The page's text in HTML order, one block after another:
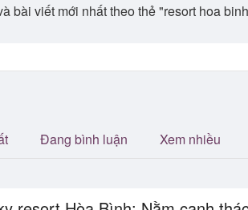
viết mới nhất theo thẻ "resort hoa
Đang bình luận Xem nhiều